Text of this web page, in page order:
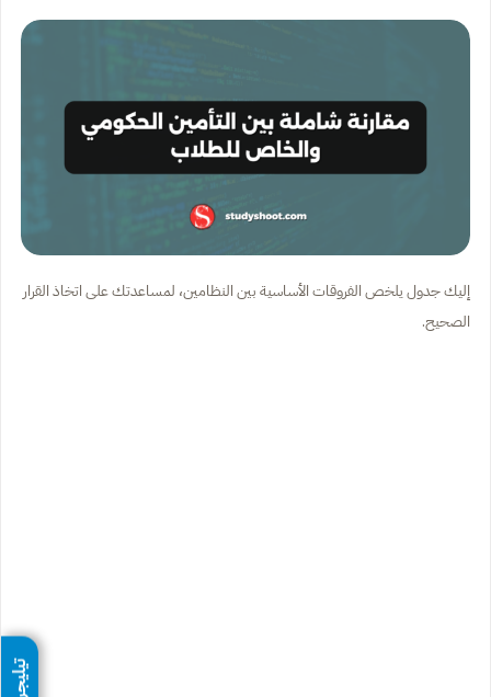
إليك جدول يلخص الفروقات الأساسية بين النظامين، لمساعدتك على اتخاذ القرار
الصحيح.